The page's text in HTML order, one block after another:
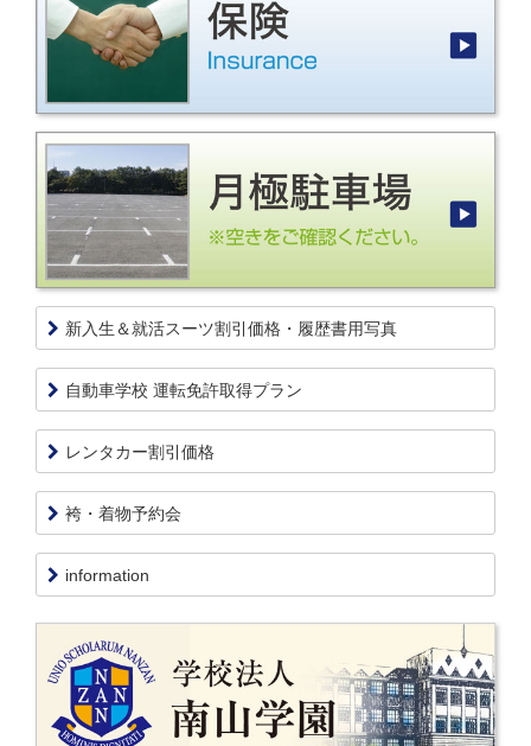
新入生＆就活スーツ割引価格・履歴書用写真
自動車学校 運転免許取得プラン
レンタカー割引価格
袴・着物予約会
information